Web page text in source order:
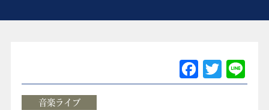
アクセス
F
a
T
w
音楽ライブ